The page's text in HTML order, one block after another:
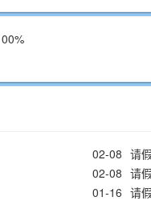
02-08 请
02-08 请
01-16 请